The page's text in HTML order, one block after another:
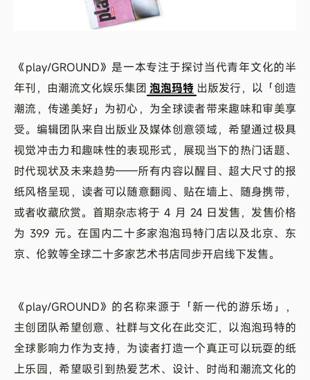
《play/GROUND》是一本专注于探讨当代青年文化的半
年刊，由潮流文化娱乐集团 泡泡玛特 出版发行，以「创造
潮流，传递美好」为初心，为全球读者带来趣味和审美享
受。编辑团队来自出版业及媒体创意领域，希望通过极具
视觉冲击力和趣味性的表现形式，展现当下的热门话题、
时代现状及未来趋势——所有内容以醒目、超大尺寸的报
纸风格呈现，读者可以随意翻阅、贴在墙上、随身携带，
或者收藏欣赏。首期杂志将于 4 月 24 日发售，发售价格
为 39.9 元。在国内二十多家泡泡玛特门店以及北京、东
京、伦敦等全球二十多家艺术书店同步开启线下发售。
《play/GROUND》的名称来源于「新一代的游乐场」，
主创团队希望创意、社群与文化在此交汇，以泡泡玛特的
全球影响力作为支持，为读者打造一个真正可以玩耍的纸
上乐园，希望吸引到热爱艺术、设计、时尚和潮流文化的